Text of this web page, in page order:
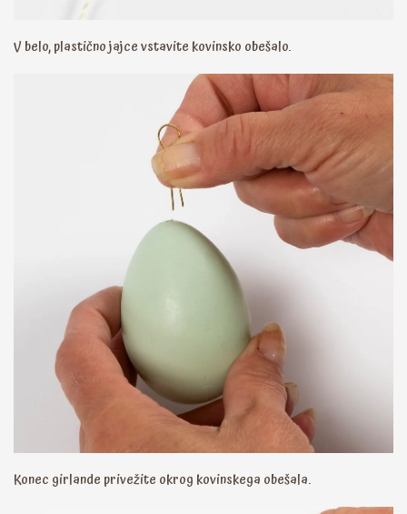
V belo, plastično jajce vstavite kovinsko obešalo.
Konec girlande privežite okrog kovinskega obešala.